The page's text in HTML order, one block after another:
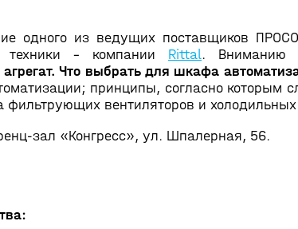
одного из ведущих поставщиков
техники - компании Rittal. Вниманию
Что выбрать для шкафа
принципы, согласно которым
вентиляторов и холодильных
зал «Конгресс», ул. Шпалерная, 56.